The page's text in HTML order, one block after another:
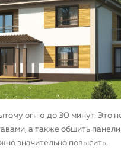
огню до 30 минут. Это
а также обшить
значительно повысить.